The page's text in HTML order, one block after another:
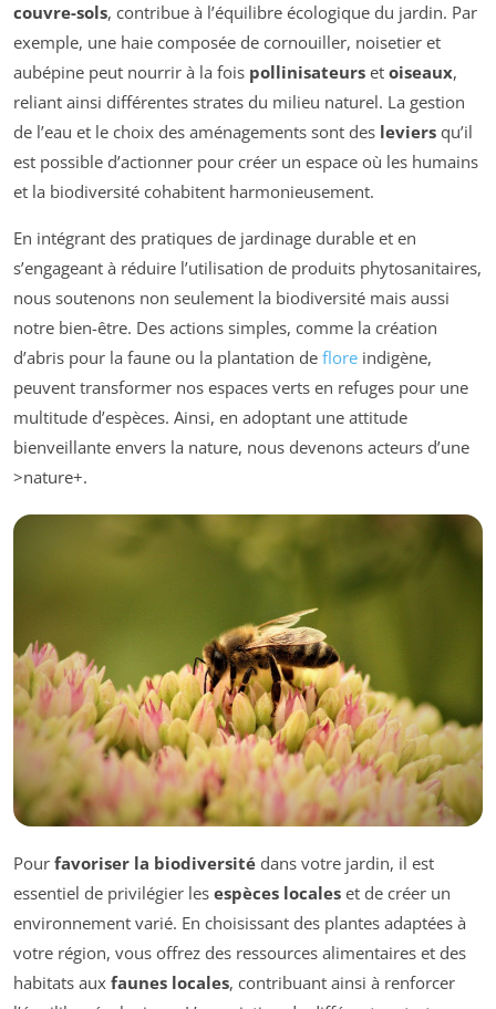
couvre-sols, contribue à l’équilibre écologique du jardin. Par
exemple, une haie composée de cornouiller, noisetier et
aubépine peut nourrir à la fois pollinisateurs et oiseaux,
reliant ainsi différentes strates du milieu naturel. La gestion
de l’eau et le choix des aménagements sont des leviers qu’il
est possible d’actionner pour créer un espace où les humains
et la biodiversité cohabitent harmonieusement.
En intégrant des pratiques de jardinage durable et en
s’engageant à réduire l’utilisation de produits phytosanitaires,
nous soutenons non seulement la biodiversité mais aussi
notre bien-être. Des actions simples, comme la création
d’abris pour la faune ou la plantation de flore indigène,
peuvent transformer nos espaces verts en refuges pour une
multitude d’espèces. Ainsi, en adoptant une attitude
bienveillante envers la nature, nous devenons acteurs d’une
>nature+.
Pour favoriser la biodiversité dans votre jardin, il est
essentiel de privilégier les espèces locales et de créer un
environnement varié. En choisissant des plantes adaptées à
votre région, vous offrez des ressources alimentaires et des
habitats aux faunes locales, contribuant ainsi à renforcer